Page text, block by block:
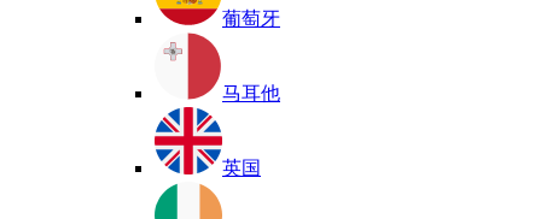
葡萄牙
马耳他
英国